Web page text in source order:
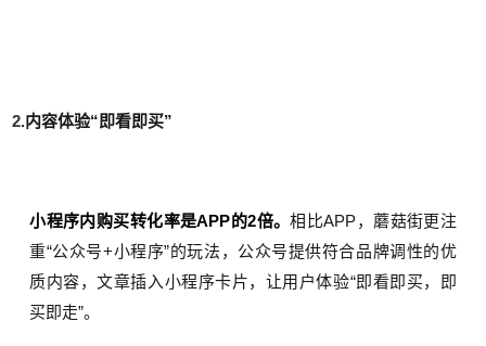
2.内容体验“即看即买”
小程序内购买转化率是APP的2倍。相比APP，蘑菇街更注
重“公众号+小程序”的玩法，公众号提供符合品牌调性的优
质内容，文章插入小程序卡片，让用户体验“即看即买，即
买即走”。